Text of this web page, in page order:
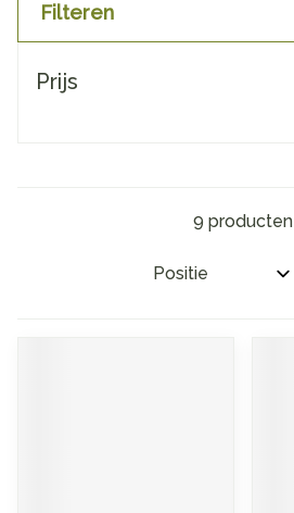
Filteren
Prijs
9 producten
Sorteer op: